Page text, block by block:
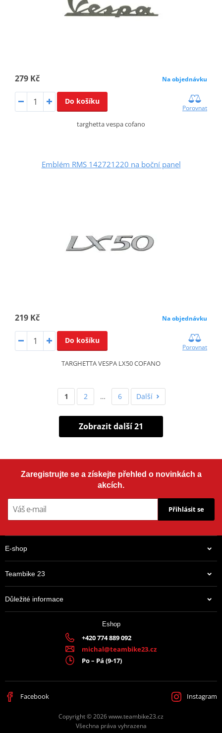
279 Kč Na objednávku
Do košíku
Porovnat
targhetta vespa cofano
Emblém RMS 142721220 na boční panel
219 Kč Na objednávku
Do košíku
Porovnat
TARGHETTA VESPA LX50 COFANO
1 2 … 6 Další
Zobrazit další 21
Zaregistrujte se a získejte přehled o novinkách a
akcích.
Přihlásit se
E-shop
Teambike 23
Důležité informace
Eshop
+420 774 889 092
michal@teambike23.cz
Po – Pá (9-17)
Facebook Instagram
Copyright © 2026 www.teambike23.cz
Všechna práva vyhrazena